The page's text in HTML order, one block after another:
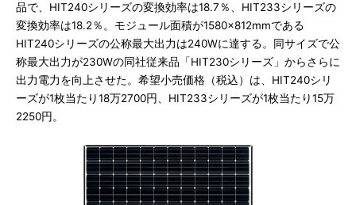
品で、HIT240シリーズの変換効率は18.7％、HIT233シリーズの
変換効率は18.2％。モジュール面積が1580×812mmである
HIT240シリーズの公称最大出力は240Wに達する。同サイズで公
称最大出力が230Wの同社従来品「HIT230シリーズ」からさらに
出力電力を向上させた。希望小売価格（税込）は、HIT240シリ
ーズが1枚当たり18万2700円、HIT233シリーズが1枚当たり15万
2250円。